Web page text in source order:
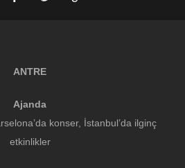
ANTRE
Ajanda
konser, İstanbul’da ilginç
etkinlikler